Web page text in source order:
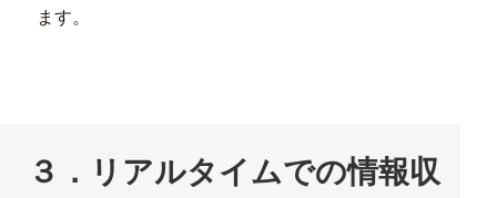
ます。
３．リアルタイムでの情報収